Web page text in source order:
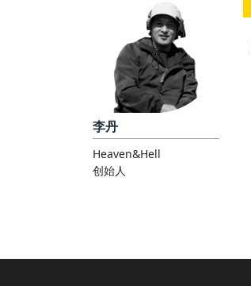
李丹
Heaven&Hell
创始人